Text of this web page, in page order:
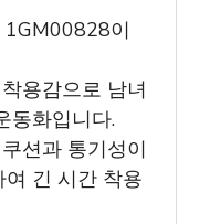
1GM00828이
용감으로 남녀
동화입니다.
션과 통기성이
긴 시간 착용